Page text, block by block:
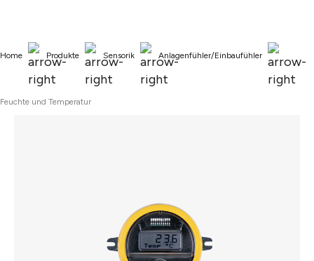
Home Produkte Sensorik Anlagenfühler/Einbaufühler
Feuchte und Temperatur